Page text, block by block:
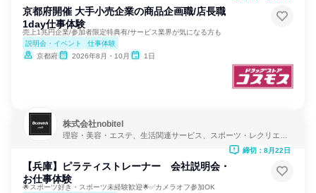
京都府開催 大手小売企業の商品企画職/店長職
1day仕事体験
売上1兆円企業/参加者限定特典有/サービス業界が気になる方も
説明会・イベント
仕事体験
京都府
2026年8月・10月 1日
株式会社nobitel
理容・美容・エステ、生活関連サービス、スポーツ・レクリエー
【兵庫】ピラティストレーナー 会社説明会・
お仕事体験
🌟スポーツ好き・スポーツ未経験歓迎🌟✅カメラオフ参加OK
締切：8月22日